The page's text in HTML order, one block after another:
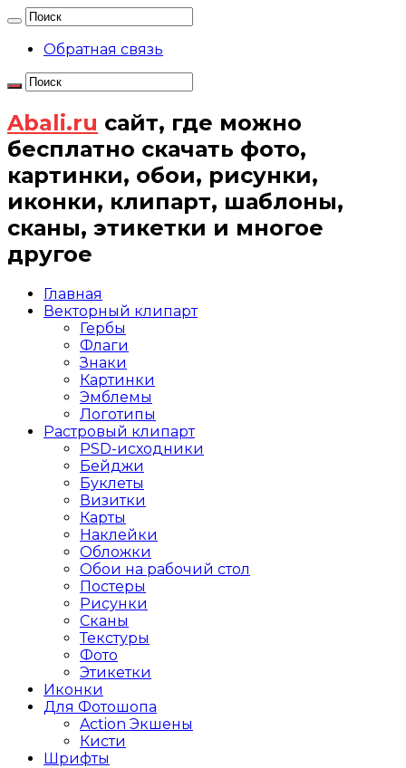
Обратная связь
Abali.ru сайт, где можно
бесплатно скачать фото,
картинки, обои, рисунки,
иконки, клипарт, шаблоны,
сканы, этикетки и многое
другое
Главная
Векторный клипарт
Гербы
Флаги
Знаки
Картинки
Эмблемы
Логотипы
Растровый клипарт
PSD-исходники
Бейджи
Буклеты
Визитки
Карты
Наклейки
Обложки
Обои на рабочий стол
Постеры
Рисунки
Сканы
Текстуры
Фото
Этикетки
Иконки
Для Фотошопа
Action Экшены
Кисти
Шрифты